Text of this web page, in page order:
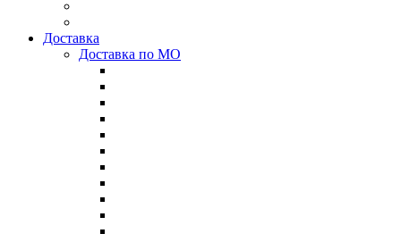
Доставка
Доставка по МО